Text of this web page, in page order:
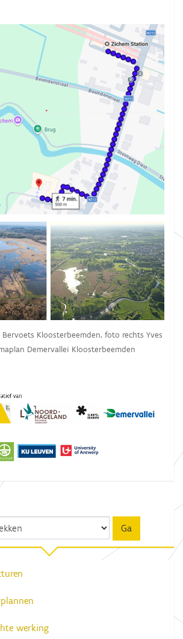
Kloosterbeemden, foto rechts Yves
Demervallei Kloosterbeemden
werking